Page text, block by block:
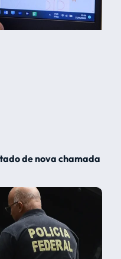
de nova chamada